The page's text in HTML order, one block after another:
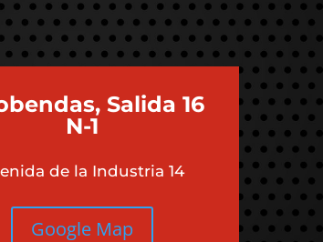
Salida 16
N-1
de la Industria 14
Google Map